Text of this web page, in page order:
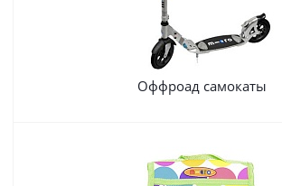
Оффроад самокаты